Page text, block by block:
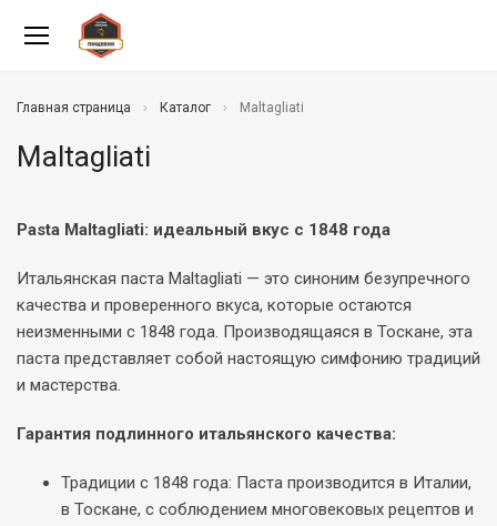
Главная страница Каталог Maltagliati
Maltagliati
Pasta Maltagliati: идеальный вкус с 1848 года
Итальянская паста Maltagliati — это синоним безупречного
качества и проверенного вкуса, которые остаются
неизменными с 1848 года. Производящаяся в Тоскане, эта
паста представляет собой настоящую симфонию традиций
и мастерства.
Гарантия подлинного итальянского качества:
Традиции с 1848 года: Паста производится в Италии,
в Тоскане, с соблюдением многовековых рецептов и